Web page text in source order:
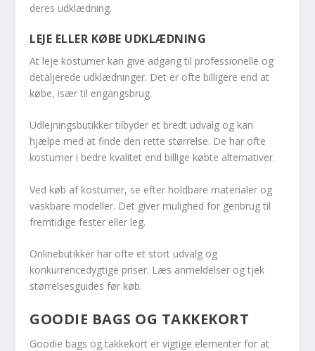
deres udklædning.
LEJE ELLER KØBE UDKLÆDNING
At leje kostumer kan give adgang til professionelle og
detaljerede udklædninger. Det er ofte billigere end at
købe, især til engangsbrug.
Udlejningsbutikker tilbyder et bredt udvalg og kan
hjælpe med at finde den rette størrelse. De har ofte
kostumer i bedre kvalitet end billige købte alternativer.
Ved køb af kostumer, se efter holdbare materialer og
vaskbare modeller. Det giver mulighed for genbrug til
fremtidige fester eller leg.
Onlinebutikker har ofte et stort udvalg og
konkurrencedygtige priser. Læs anmeldelser og tjek
størrelsesguides før køb.
GOODIE BAGS OG TAKKEKORT
Goodie bags og takkekort er vigtige elementer for at